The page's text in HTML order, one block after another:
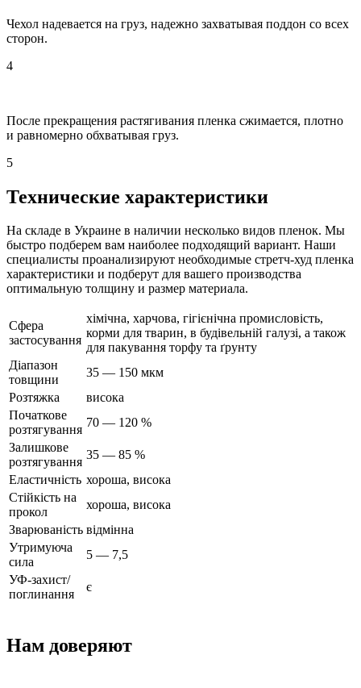
Чехол надевается на груз, надежно захватывая поддон со всех
сторон.
4
После прекращения растягивания пленка сжимается, плотно
и равномерно обхватывая груз.
5
Технические характеристики
На складе в Украине в наличии несколько видов пленок. Мы
быстро подберем вам наиболее подходящий вариант. Наши
специалисты проанализируют необходимые стретч-худ пленка
характеристики и подберут для вашего производства
оптимальную толщину и размер материала.
Сфера
застосування
хімічна, харчова, гігієнічна промисловість,
корми для тварин, в будівельній галузі, а також
для пакування торфу та ґрунту
Діапазон
товщини
35 — 150 мкм
Розтяжка
висока
Початкове
розтягування
70 — 120 %
Залишкове
розтягування
35 — 85 %
Еластичність хороша, висока
Стійкість на
прокол
хороша, висока
Зварюваність відмінна
Утримуюча
сила
5 — 7,5
УФ-захист/
поглинання
є
Нам доверяют